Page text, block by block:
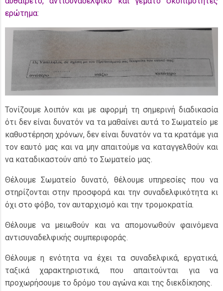
ερώτημα:
Τονίζουμε λοιπόν και με αφορμή τη σημερινή διαδικασία
ότι δεν είναι δυνατόν να τα μαθαίνει αυτά το Σωματείο με
καθυστέρηση χρόνων, δεν είναι δυνατόν να τα κρατάμε για
τον εαυτό μας και να μην απαιτούμε να καταγγελθούν και
να καταδικαστούν από το Σωματείο μας.
Θέλουμε Σωματείο δυνατό, θέλουμε υπηρεσίες που να
στηρίζονται στην προσφορά και την συναδελφικότητα κι
όχι στο φόβο, τον αυταρχισμό και την τρομοκρατία.
Θέλουμε να μειωθούν και να απομονωθούν φαινόμενα
αντισυναδελφικής συμπεριφοράς.
Θέλουμε η ενότητα να έχει τα συναδελφικά, εργατικά,
ταξικά χαρακτηριστικά, που απαιτούνται για να
προχωρήσουμε το δρόμο του αγώνα και της διεκδίκησης.